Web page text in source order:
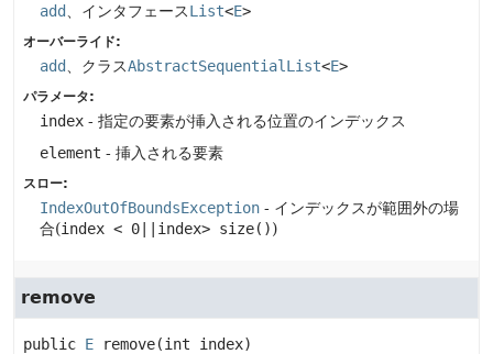
add 、インタフェースList<E>
オーバーライド:
add 、クラスAbstractSequentialList<E>
パラメータ:
index - 指定の要素が挿入される位置のインデックス
element - 挿入される要素
スロー:
IndexOutOfBoundsException - インデックスが範囲外の場
合(index < 0||index> size())
remove
public E remove(int index)